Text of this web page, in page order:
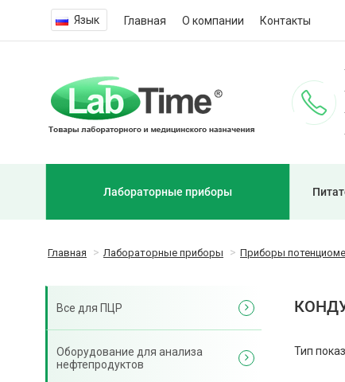
Язык Главная О компании Контакты
Лабораторные приборы
Главная Лабораторные приборы Приборы
Все для ПЦР
Оборудование для анализа
нефтепродуктов
Тип